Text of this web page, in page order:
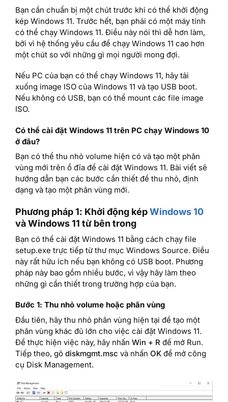
Bạn cần chuẩn bị một chút trước khi có thể khởi động
kép Windows 11. Trước hết, bạn phải có một máy tính
có thể chạy Windows 11. Điều này nói thì dễ hơn làm,
bởi vì hệ thống yêu cầu để chạy Windows 11 cao hơn
một chút so với những gì mọi người mong đợi.
Nếu PC của bạn có thể chạy Windows 11, hãy tải
xuống image ISO của Windows 11 và tạo USB boot.
Nếu không có USB, bạn có thể mount các file image
ISO.
Có thể cài đặt Windows 11 trên PC chạy Windows 10
ở đâu?
Bạn có thể thu nhỏ volume hiện có và tạo một phân
vùng mới trên ổ đĩa để cài đặt Windows 11. Bài viết sẽ
hướng dẫn bạn các bước cần thiết để thu nhỏ, định
dạng và tạo một phân vùng mới.
Phương pháp 1: Khởi động képWindows 10
và Windows 11 từ bên trong
Bạn có thể cài đặt Windows 11 bằng cách chạy file
setup.exe trực tiếp từ thư mục Windows Source. Điều
này rất hữu ích nếu bạn không có USB boot. Phương
pháp này bao gồm nhiều bước, vì vậy hãy làm theo
những gì cần thiết trong trường hợp của bạn.
Bước 1: Thu nhỏ volume hoặc phân vùng
Đầu tiên, hãy thu nhỏ phân vùng hiện tại để tạo một
phân vùng khác đủ lớn cho việc cài đặt Windows 11.
Để thực hiện việc này, hãy nhấn Win + R để mở Run.
Tiếp theo, gõ diskmgmt.msc và nhấn OK để mở công
cụ Disk Management.